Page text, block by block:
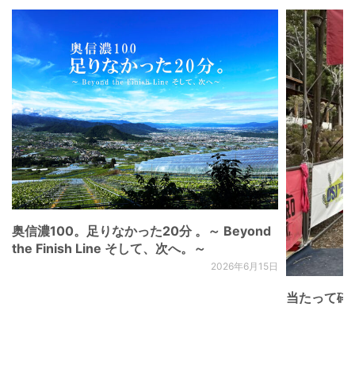
奥信濃100。足りなかった20分 。～ Beyond
the Finish Line そして、次へ。～
2026年6月15日
当たって砕